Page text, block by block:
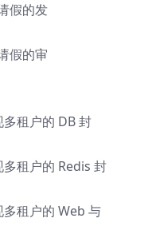
假的发
假的审
租户的 DB 封
租户的 Redis 封
租户的 Web 与